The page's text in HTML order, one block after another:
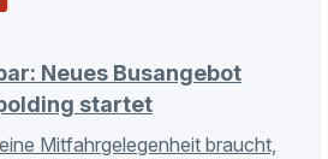
Neues Busangebot
startet
Mitfahrgelegenheit braucht,